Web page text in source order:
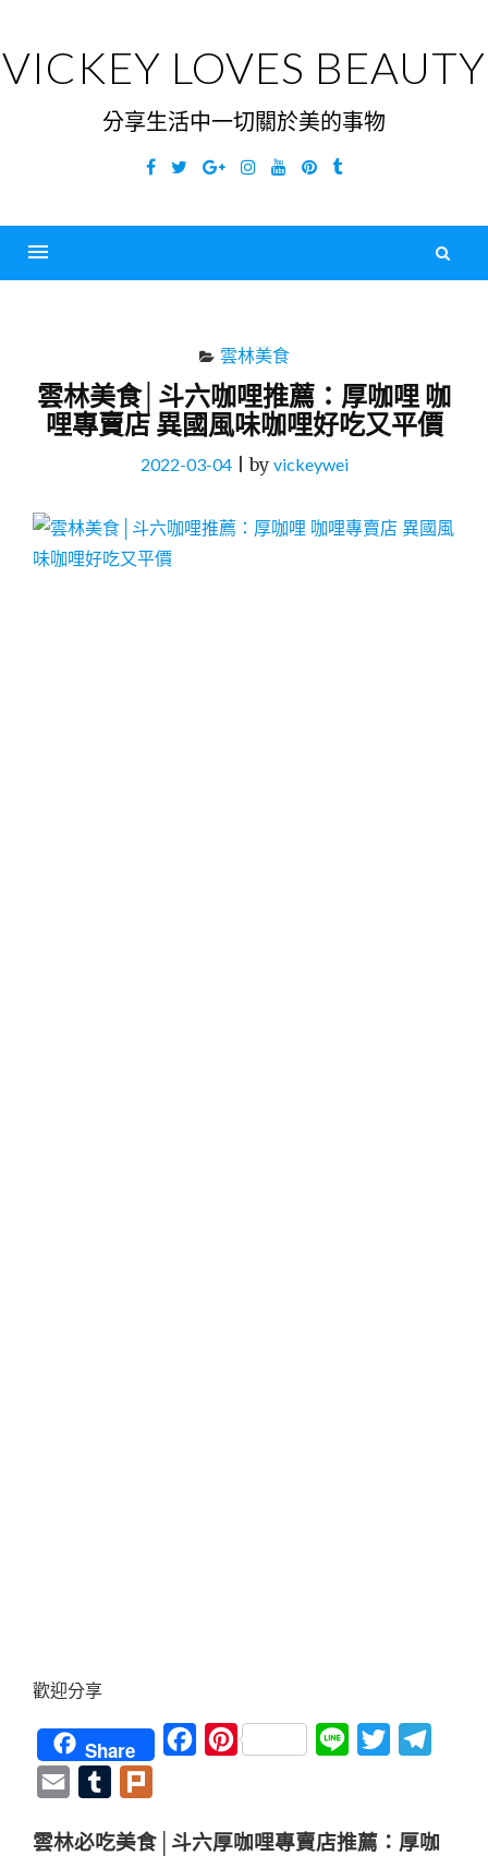
content
VICKEY LOVES BEAUTY
分享生活中一切關於美的事物
Facebook
TwitterGoogleInstagramYouTubePinterest
Tumblr
雲林美食
雲林美食│斗六咖哩推薦：厚咖哩 咖
哩專賣店 異國風味咖哩好吃又平價
2022-03-04|by vickeywei
歡迎分享
Share FacebookPinterest Line Twitter
Email Tumblr
雲林必吃美食│斗六厚咖哩專賣店推薦：厚咖